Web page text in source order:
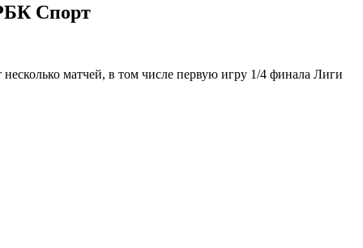
Спорт
матчей, в том числе первую игру 1/4 финала Лиги